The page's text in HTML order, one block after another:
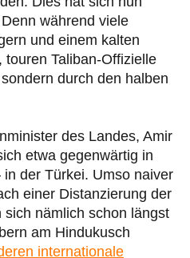
während viele
und einem kalten
Taliban-Offizielle
durch den halben
des Landes, Amir
etwa gegenwärtig in
der Türkei. Umso naiver
einer Distanzierung der
sich nämlich schon längst
am Hindukusch
internationale